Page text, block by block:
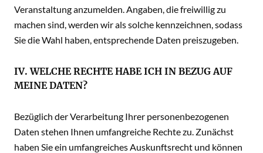
Veranstaltung anzumelden. Angaben, die freiwillig zu
machen sind, werden wir als solche kennzeichnen, sodass
Sie die Wahl haben, entsprechende Daten preiszugeben.
IV. WELCHE RECHTE HABE ICH IN BEZUG AUF
MEINE DATEN?
Bezüglich der Verarbeitung Ihrer personenbezogenen
Daten stehen Ihnen umfangreiche Rechte zu. Zunächst
haben Sie ein umfangreiches Auskunftsrecht und können